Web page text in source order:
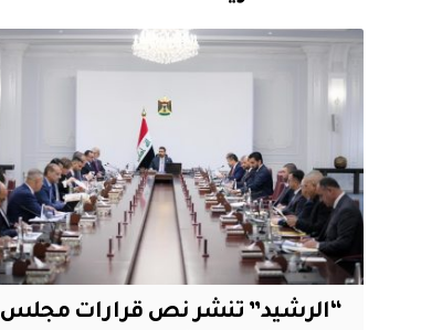
“الرشيد” تنشر نص قرارات مجلس